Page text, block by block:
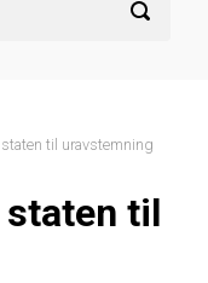
til uravstemning
til